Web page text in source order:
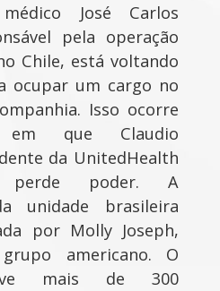
José Carlos
pela operação
Chile, está voltando
ocupar um cargo no
Isso ocorre
que Claudio
da UnitedHealth
perde poder. A
unidade brasileira
por Molly Joseph,
americano. O
mais de 300